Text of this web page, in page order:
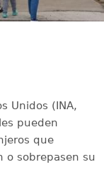
Unidos (INA,
pueden
que
o sobrepasen su